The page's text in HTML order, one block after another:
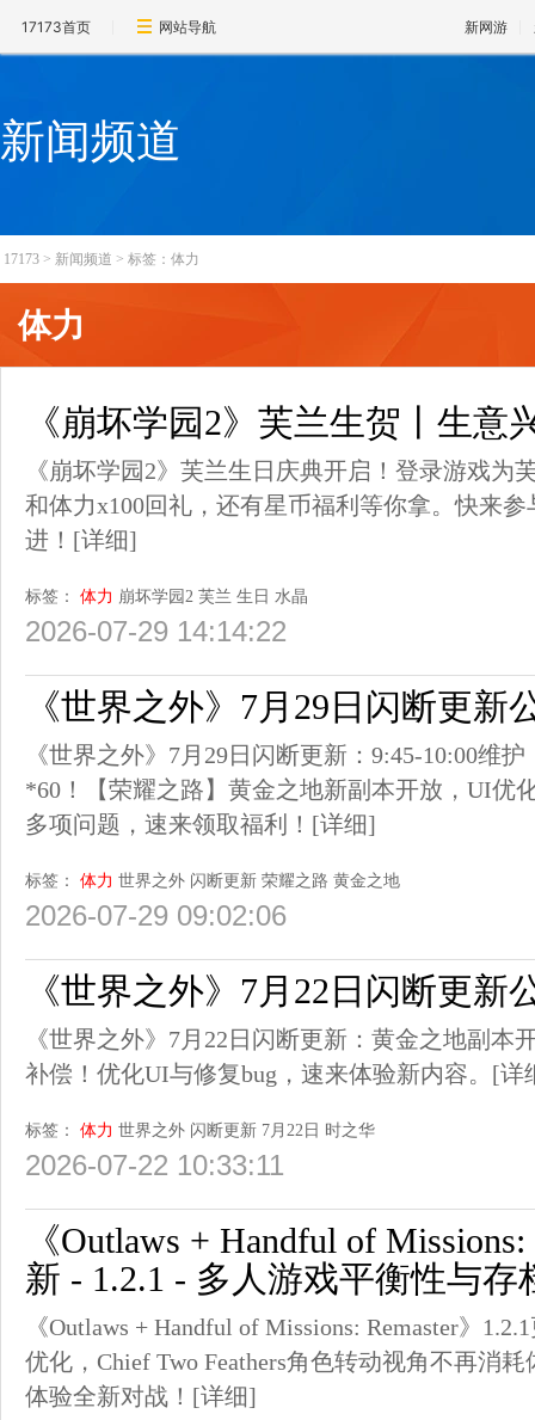
17173首页 网站导航 新网游
新闻频道
17173 > 新闻频道 > 标签：体力
体力
《崩坏学园2》芙兰生贺丨生意
《崩坏学园2》芙兰生日庆典开启！登录游戏为
和体力x100回礼，还有星币福利等你拿。快来
进！ [详细]
标签： 体力 崩坏学园2 芙兰 生日 水晶
2026-07-29 14:14:22
《世界之外》7月29日闪断更新
《世界之外》7月29日闪断更新：9:45-10:00维
*60！【荣耀之路】黄金之地新副本开放，UI优
多项问题，速来领取福利！ [详细]
标签： 体力 世界之外 闪断更新 荣耀之路 黄金之地
2026-07-29 09:02:06
《世界之外》7月22日闪断更新
《世界之外》7月22日闪断更新：黄金之地副本
补偿！优化UI与修复bug，速来体验新内容。 [详
标签： 体力 世界之外 闪断更新 7月22日 时之华
2026-07-22 10:33:11
《Outlaws + Handful of
新 - 1.2.1 - 多人游戏平衡性与存
《Outlaws + Handful of Missions: Remaster》
优化，Chief Two Feathers角色转动视角不再消
体验全新对战！ [详细]